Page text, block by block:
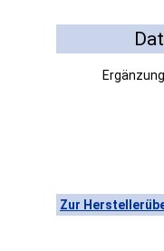
Zur